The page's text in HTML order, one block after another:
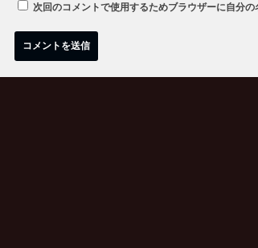
次回のコメントで使用するためブラウザーに自分